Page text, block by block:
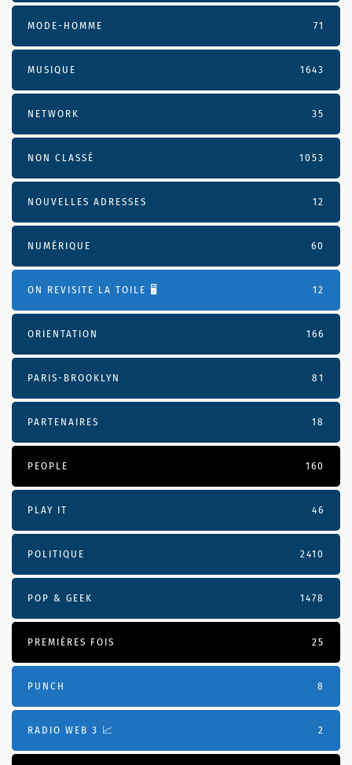
MODE-HOMME 71
MUSIQUE 1643
NETWORK 35
NON CLASSÉ 1053
NOUVELLES ADRESSES 12
NUMÉRIQUE 60
ON REVISITE LA TOILE 🖥️ 12
ORIENTATION 166
PARIS-BROOKLYN 81
PARTENAIRES 18
PEOPLE 160
PLAY IT 46
POLITIQUE 2410
POP & GEEK 1478
PREMIÈRES FOIS 25
PUNCH 8
RADIO WEB 3 📈 2